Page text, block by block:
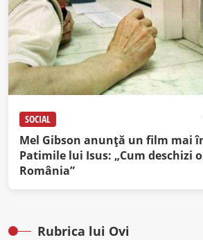
SOCIAL
Mel Gibson anunță un film mai
Patimile lui Isus: „Cum deschizi
România”
Rubrica lui Ovi